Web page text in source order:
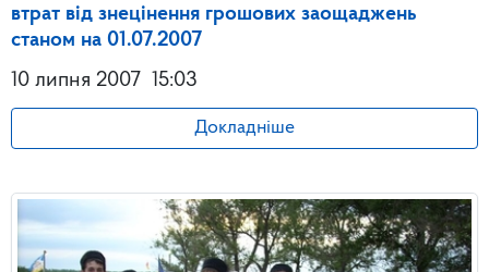
втрат від знецінення грошових заощаджень
станом на 01.07.2007
10 липня 2007 15:03
Докладніше